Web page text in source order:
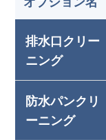
排水口クリー
ニング
防水パンクリ
ーニング